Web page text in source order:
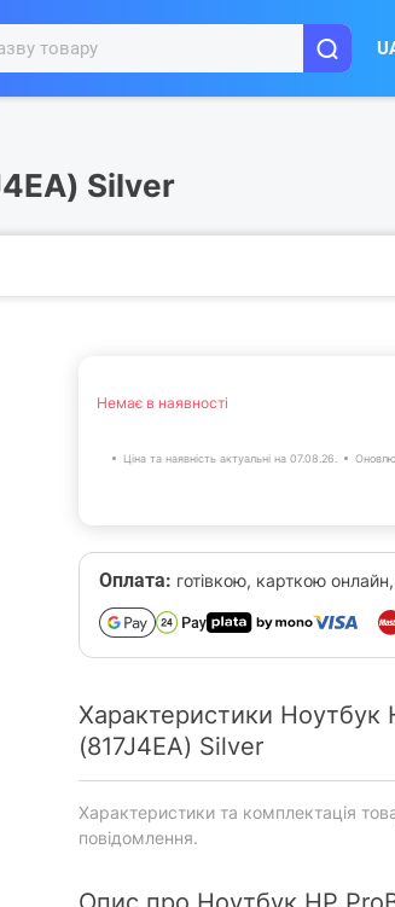
Silver
Немає в наявності
Ціна та наявність актуальні на 07.08.26.
Оплата: готівкою, карткою
Характеристики Ноутбук
(817J4EA) Silver
Характеристики та комплектація
повідомлення.